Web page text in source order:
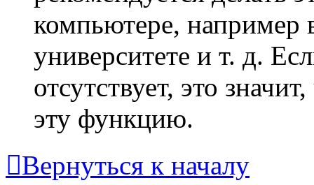
компьютере, например
университете и т. д.
отсутствует, это
эту функцию.
Вернуться к началу